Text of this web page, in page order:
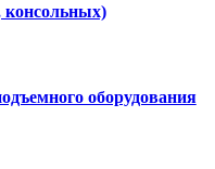
консольных)
оборудования